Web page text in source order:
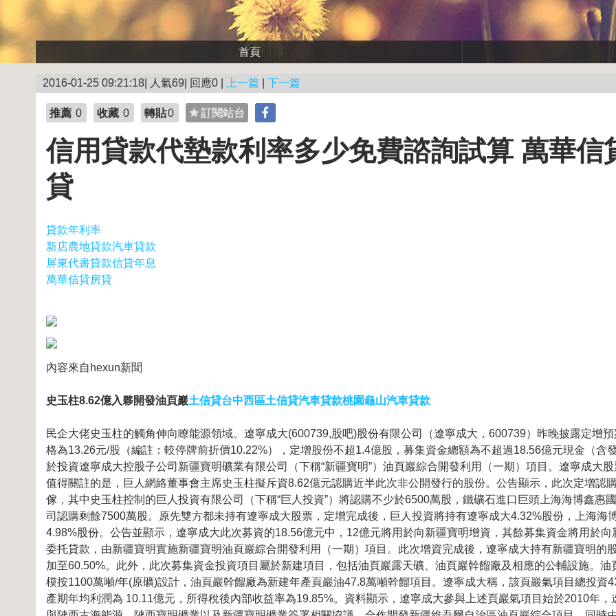
首頁
2016-01-25 09:21:18| 人氣69| 回應0 | 上一篇 下一篇
推薦 0 收藏 0 轉貼0 訂閱站台
信用貸款代墊款利率多少免費諮詢試算 萬華信
貸
貸款年利率
新店農地貸款汽車貸款
屏東代書貸款信貸年息
萬華信貸房貸
內容來自hexun新聞
史玉柱8.62億入夥開發油頁巖土信貸台中西區土信貸汽車貸款桃園龜山汽車貸款
民企大佬史玉柱的觸角伸向瞭能源領域。遼寧成大(600739,股吧)股份有限公司（遼寧成大，600739）昨晚披露定增
格為13.26元/股（編註：較停牌前折價10.22%），定增股份不超1.4億股，募集資金總額為不超過18.56億元現金（含
於投資遼寧成大控股子公司新疆寶明礦業有限公司（下稱“新疆寶明”）油頁巖綜合開發利用（一期）項目。遼寧成大
值得關註的是，巨人網絡董事會主席史玉柱擬斥資8.62億元認購近半此次非公開發行的股份。公告顯示，此次定增認
傢，其中史玉柱控制的巨人投資有限公司（下稱“巨人投資”）將認購不少於6500萬股，鐵礦石進口巨頭上海海博鑫惠
司認購剩餘7500萬股。原先雙方都未持有遼寧成大股票，定增完成後，巨人投資將持有遼寧成大4.32%股份，上海海
4.98%股份。公告並顯示，遼寧成大此次募資的18.56億元中，12億元將用於向新疆寶明增資，其餘募集資金將用於向
委托貸款，由新疆寶明實施新疆寶明油頁巖綜合開發利用（一期）項目。此次增資完成後，遼寧成大持有新疆寶明的
加至60.50%。此外，此次募集資金投資項目屬於新建項目，包括油頁巖露天礦、油頁巖幹餾廠及相應的公輔設施。油
模按1100萬噸/年(原礦)設計，油頁巖幹餾廠為新建年產頁巖油47.8萬噸幹餾項目。遼寧成大稱，該頁巖氣項目總投資
產期年均利潤為 10.11億元，所得稅後內部收益率為19.85%。資料顯示，遼寧成大參與上述頁巖氣項目始於2010年，